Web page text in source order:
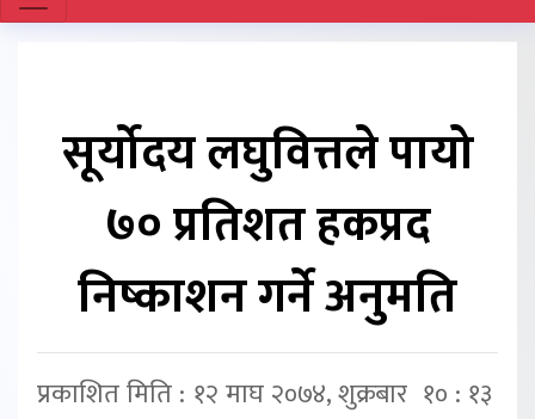
सूर्योदय लघुवित्तले पायो
७० प्रतिशत हकप्रद
निष्काशन गर्ने अनुमति
प्रकाशित मिति : १२ माघ २०७४, शुक्रबार १० : १३